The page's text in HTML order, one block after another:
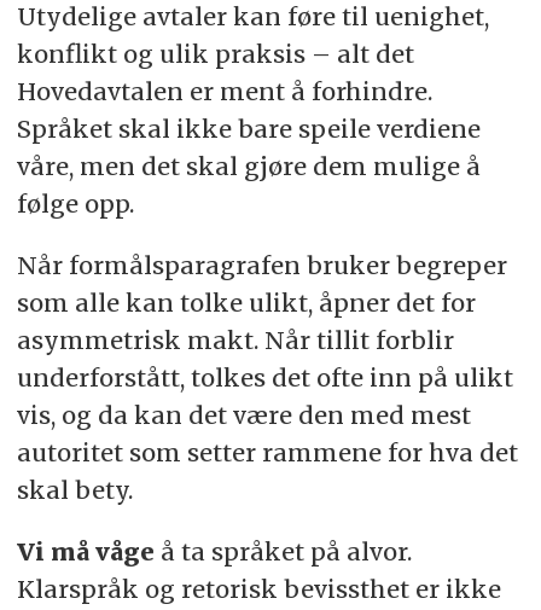
Utydelige avtaler kan føre til uenighet,
konflikt og ulik praksis – alt det
Hovedavtalen er ment å forhindre.
Språket skal ikke bare speile verdiene
våre, men det skal gjøre dem mulige å
følge opp.
Når formålsparagrafen bruker begreper
som alle kan tolke ulikt, åpner det for
asymmetrisk makt. Når tillit forblir
underforstått, tolkes det ofte inn på ulikt
vis, og da kan det være den med mest
autoritet som setter rammene for hva det
skal bety.
Vi må våge å ta språket på alvor.
Klarspråk og retorisk bevissthet er ikke